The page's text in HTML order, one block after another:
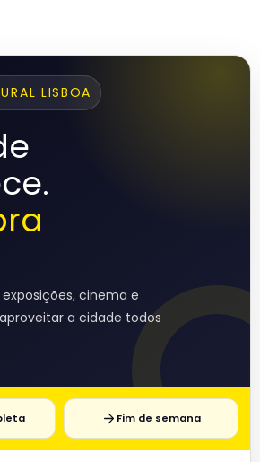
LISBOA
cinema e
a cidade todos
Fim de semana